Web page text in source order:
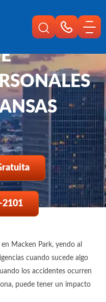
2101
Macken Park, yendo al
cuando sucede algo
los accidentes ocurren
puede tener un impacto